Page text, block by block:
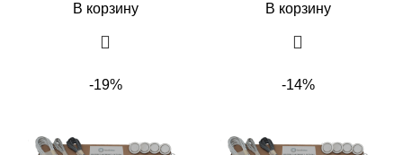
В корзину В корзину
-19% -14%